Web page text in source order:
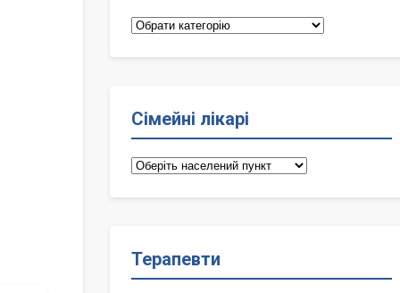
Категорії
Сімейні лікарі
Сімейні
Терапевти